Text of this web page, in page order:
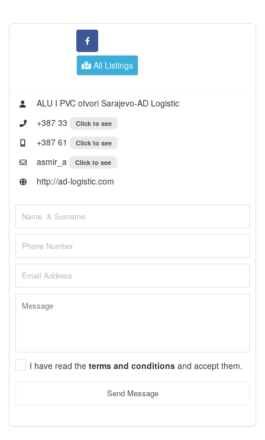
All Listings
ALU I PVC otvori Sarajevo-AD Logistic
+387 33
Click to see
+387 61 Click to see
asmir_a Click to see
http://ad-logistic.com
I have read the terms and conditions and accept them.
Send Message